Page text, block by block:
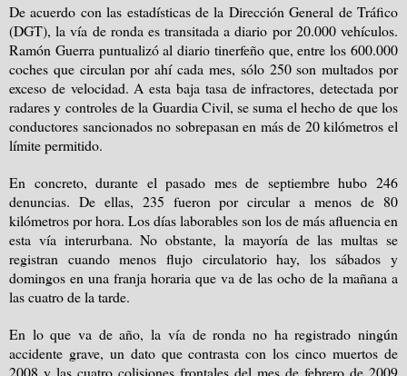
De acuerdo con las estadísticas de la Dirección General de Tráfico
(DGT), la vía de ronda es transitada a diario por 20.000 vehículos.
Ramón Guerra puntualizó al diario tinerfeño que, entre los 600.000
coches que circulan por ahí cada mes, sólo 250 son multados por
exceso de velocidad. A esta baja tasa de infractores, detectada por
radares y controles de la Guardia Civil, se suma el hecho de que los
conductores sancionados no sobrepasan en más de 20 kilómetros el
límite permitido.
En concreto, durante el pasado mes de septiembre hubo 246
denuncias. De ellas, 235 fueron por circular a menos de 80
kilómetros por hora. Los días laborables son los de más afluencia en
esta vía interurbana. No obstante, la mayoría de las multas se
registran cuando menos flujo circulatorio hay, los sábados y
domingos en una franja horaria que va de las ocho de la mañana a
las cuatro de la tarde.
En lo que va de año, la vía de ronda no ha registrado ningún
accidente grave, un dato que contrasta con los cinco muertos de
2008 y las cuatro colisiones frontales del mes de febrero de 2009